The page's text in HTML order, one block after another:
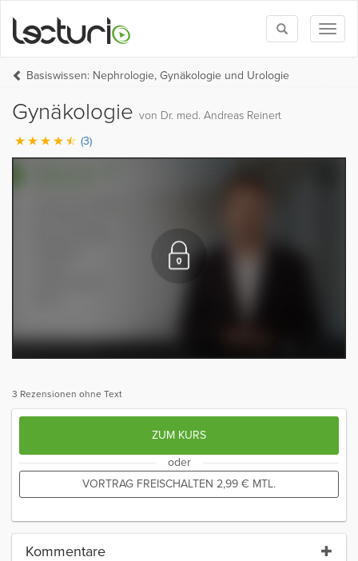
Toggle
search
Basiswissen: Nephrologie, Gynäkologie und Urologie
Gynäkologie von Dr. med. Andreas Reinert
(3)
3 Rezensionen ohne Text
ZUM KURS
oder
VORTRAG FREISCHALTEN 2,99 € MTL.
Kommentare